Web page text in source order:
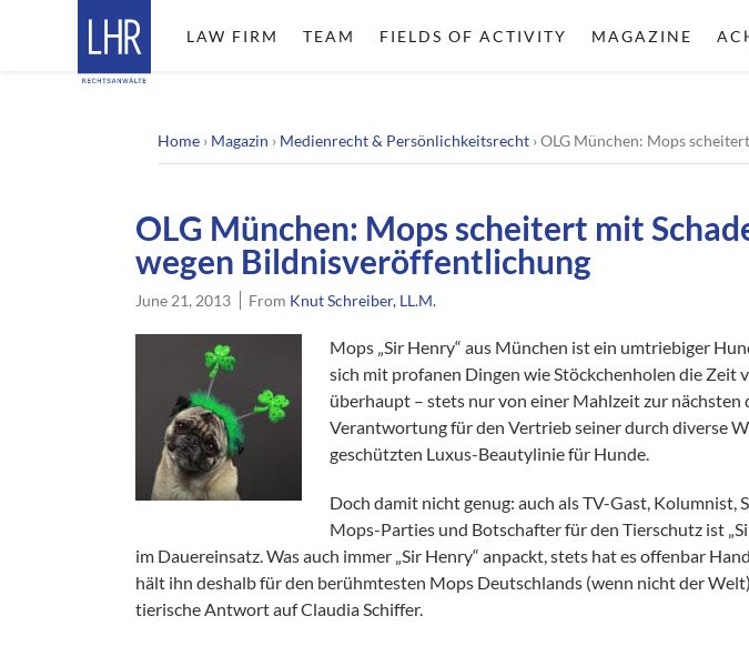
LAW FIRM TEAM FIELDS OF ACTIVITY MAGAZINE
Home › Magazin › Medienrecht & Persönlichkeitsrecht ›OLG München: Mops
OLG München: Mops scheitert mit
wegen Bildnisveröffentlichung
June 21, 2013 From Knut Schreiber, LL.M.
Mops „Sir Henry“ aus München ist ein umtriebiger
sich mit profanen Dingen wie Stöckchenholen die Zeit
überhaupt – stets nur von einer Mahlzeit zur nächsten
Verantwortung für den Vertrieb seiner durch diverse
geschützten Luxus-Beautylinie für Hunde.
Doch damit nicht genug: auch als TV-Gast, Kolumnist,
Mops-Parties und Botschafter für den Tierschutz ist
im Dauereinsatz. Was auch immer „Sir Henry“ anpackt, stets hat es offenbar
hält ihn deshalb für den berühmtesten Mops Deutschlands (wenn nicht der
tierische Antwort auf Claudia Schiffer.